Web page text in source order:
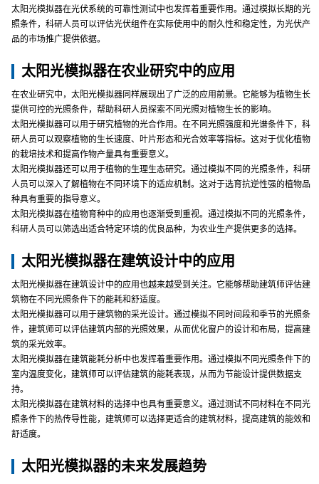
太阳光模拟器在光伏系统的可靠性测试中也发挥着重要作用。通过模拟长期的光
照条件，科研人员可以评估光伏组件在实际使用中的耐久性和稳定性，为光伏产
品的市场推广提供依据。
太阳光模拟器在农业研究中的应用
在农业研究中，太阳光模拟器同样展现出了广泛的应用前景。它能够为植物生长
提供可控的光照条件，帮助科研人员探索不同光照对植物生长的影响。
太阳光模拟器可以用于研究植物的光合作用。在不同光照强度和光谱条件下，科
研人员可以观察植物的生长速度、叶片形态和光合效率等指标。这对于优化植物
的栽培技术和提高作物产量具有重要意义。
太阳光模拟器还可以用于植物的生理生态研究。通过模拟不同的光照条件，科研
人员可以深入了解植物在不同环境下的适应机制。这对于选育抗逆性强的植物品
种具有重要的指导意义。
太阳光模拟器在植物育种中的应用也逐渐受到重视。通过模拟不同的光照条件，
科研人员可以筛选出适合特定环境的优良品种，为农业生产提供更多的选择。
太阳光模拟器在建筑设计中的应用
太阳光模拟器在建筑设计中的应用也越来越受到关注。它能够帮助建筑师评估建
筑物在不同光照条件下的能耗和舒适度。
太阳光模拟器可以用于建筑物的采光设计。通过模拟不同时间段和季节的光照条
件，建筑师可以评估建筑内部的光照效果，从而优化窗户的设计和布局，提高建
筑的采光效率。
太阳光模拟器在建筑能耗分析中也发挥着重要作用。通过模拟不同光照条件下的
室内温度变化，建筑师可以评估建筑的能耗表现，从而为节能设计提供数据支
持。
太阳光模拟器在建筑材料的选择中也具有重要意义。通过测试不同材料在不同光
照条件下的热传导性能，建筑师可以选择更适合的建筑材料，提高建筑的能效和
舒适度。
太阳光模拟器的未来发展趋势